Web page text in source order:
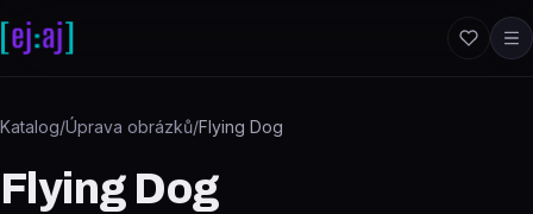
Katalog/Úprava obrázků/Flying Dog
Flying Dog